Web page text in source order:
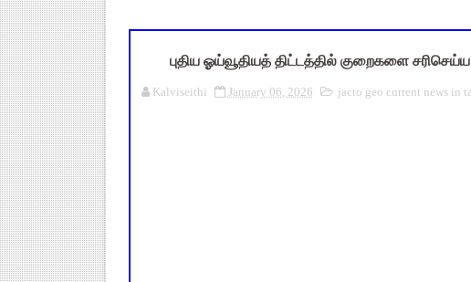
July 2026 Pay Slip Download:
புதிய ஓய்வூதியத் திட்டத்தில் குறைகளை சரிசெய்ய
Kalviseithi January 06, 2026 jacto geo current news in